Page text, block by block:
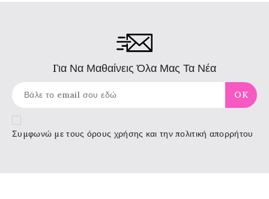
Για Να Μαθαίνεις Όλα Μας Τα Νέα
Συμφωνώ με τους όρους χρήσης και την πολιτική απορρήτου